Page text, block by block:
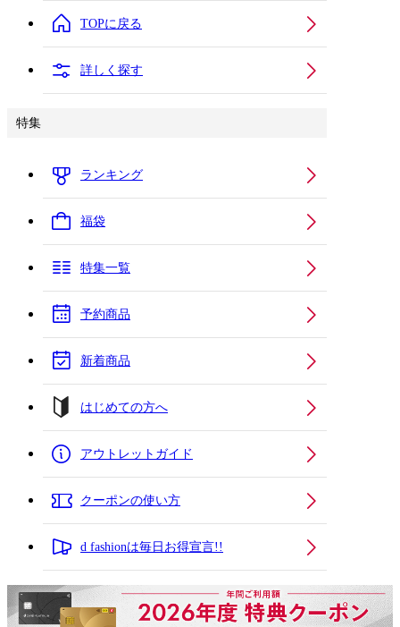
TOPに戻る
詳しく探す
特集
ランキング
福袋
特集一覧
予約商品
新着商品
はじめての方へ
アウトレットガイド
クーポンの使い方
d fashionは毎日お得宣言!!